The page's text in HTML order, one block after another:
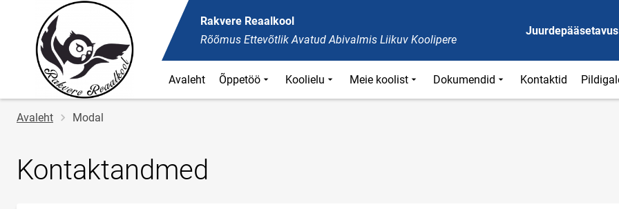
Rakvere Reaalkool
Rõõmus Ettevõtlik Avatud Abivalmis Liikuv Koolipere
Juurdepääsetavus
Avaleht Õppetöö Koolielu Meie koolist Dokumendid Kontaktid
Jälglink
Avaleht Modal
Kontaktandmed